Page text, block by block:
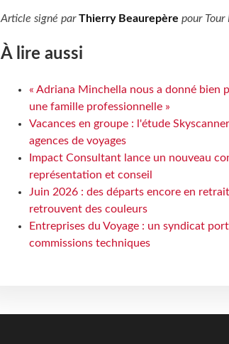
Article signé parThierry Beaurepère pour Tour
À lire aussi
« Adriana Minchella nous a donné bien
une famille professionnelle »
Vacances en groupe : l'étude
agences de voyages
Impact Consultant lance un nouveau
représentation et conseil
Juin 2026 : des départs encore en
retrouvent des couleurs
Entreprises du Voyage : un syndicat
commissions techniques